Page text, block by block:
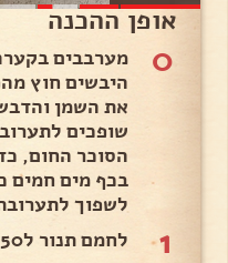
אופן ההכנה
0
מערבבים
היבשים חוץ
את השמן
שופכים
הסוכר החום,
בכף מים חמים
לשפוך
1 לחמם תנור ל150 , .